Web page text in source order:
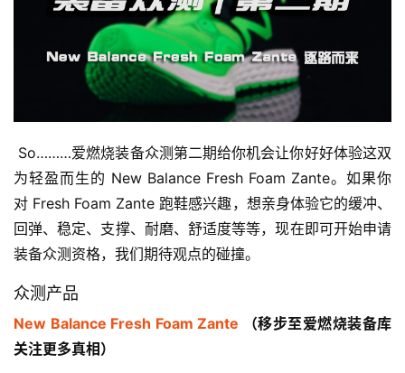
为轻盈而生的 New Balance Fresh Foam Zante。如果你
对 Fresh Foam Zante 跑鞋感兴趣，想亲身体验它的缓冲、
回弹、稳定、支撑、耐磨、舒适度等等，现在即可开始申请
装备众测资格，我们期待观点的碰撞。
众测产品
New Balance Fresh Foam Zante （移步至爱燃烧装备库
关注更多真相）